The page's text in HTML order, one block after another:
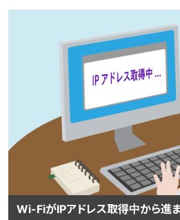
Wi-FiがIPアドレス取得中から進